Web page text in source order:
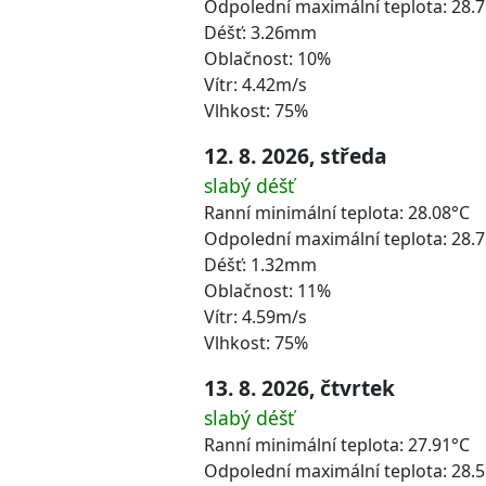
Odpolední maximální teplota:
Déšť: 3.26mm
Oblačnost: 10%
Vítr: 4.42m/s
Vlhkost: 75%
12. 8. 2026, středa
slabý déšť
Ranní minimální teplota: 28.08°C
Odpolední maximální teplota:
Déšť: 1.32mm
Oblačnost: 11%
Vítr: 4.59m/s
Vlhkost: 75%
13. 8. 2026, čtvrtek
slabý déšť
Ranní minimální teplota: 27.91°C
Odpolední maximální teplota: